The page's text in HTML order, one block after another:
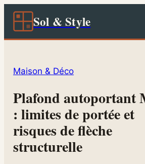
Sol & Style
Maison & Déco
Plafond autoportant
: limites de portée et
risques de flèche
structurelle